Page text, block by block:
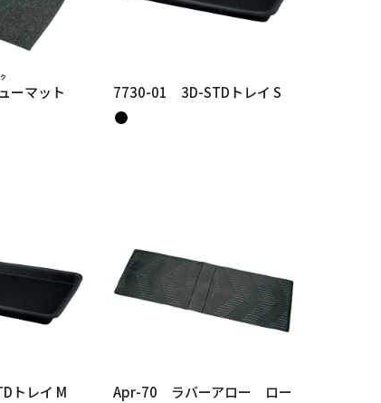
ーマット
7730-01 3D-STDトレイ S
トレイ M
Apr-70 ラバーアロー ロー